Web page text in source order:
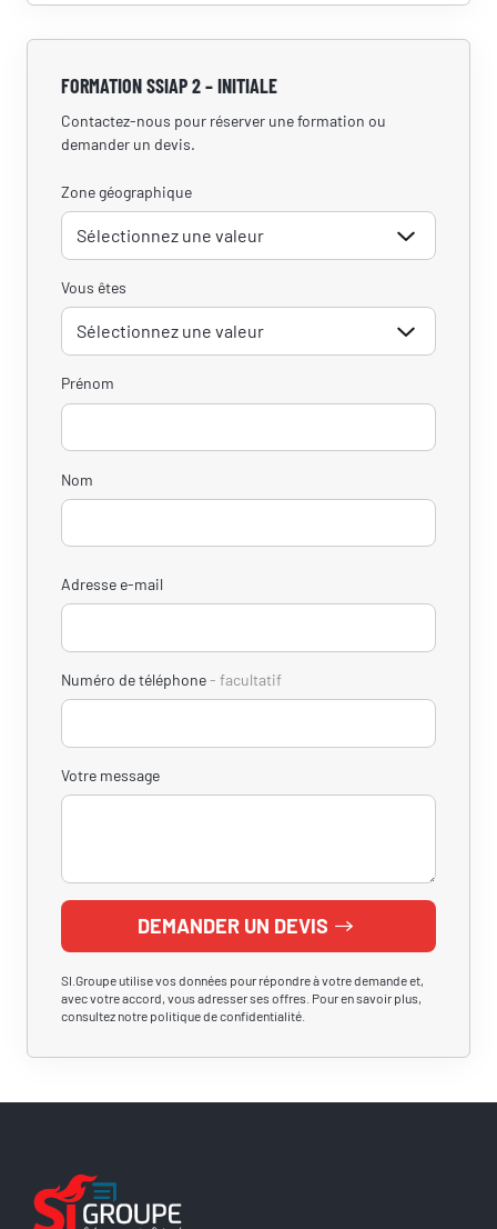
FORMATION SSIAP 2 – INITIALE
Contactez-nous pour réserver une formation ou
demander un devis.
Zone géographique
Vous êtes
Prénom
Nom
Adresse e-mail
Numéro de téléphone facultatif
Votre message
DEMANDER UN DEVIS
SI.Groupe utilise vos données pour répondre à votre demande et,
avec votre accord, vous adresser ses offres. Pour en savoir plus,
consultez notre politique de confidentialité.